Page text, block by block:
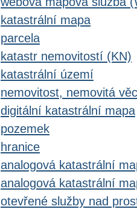
katastrální mapa
parcela
katastr nemovitostí (KN)
katastrální území
nemovitost, nemovitá věc
digitální katastrální mapa
pozemek
hranice
analogová katastrální
analogová katastrální
otevřené služby nad